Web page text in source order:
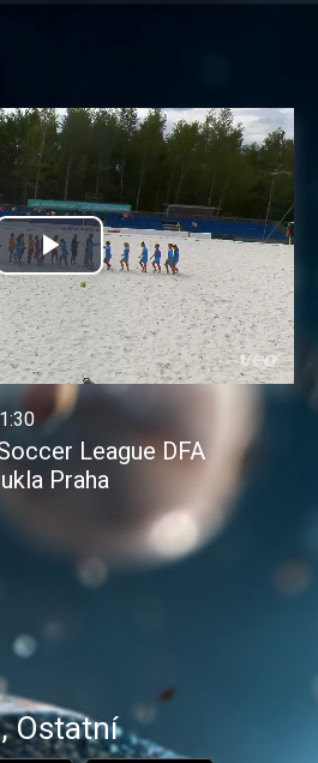
Přehrát
video
League DFA
Praha
,Ostatní